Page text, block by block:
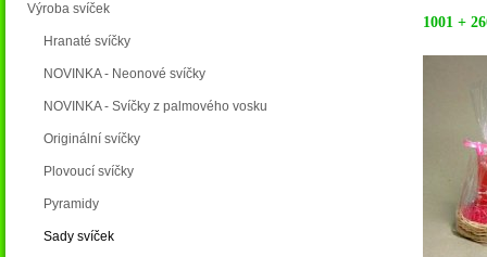
Výroba svíček
Hranaté svíčky
NOVINKA - Neonové svíčky
NOVINKA - Svíčky z palmového vosku
Originální svíčky
Plovoucí svíčky
Pyramidy
Sady svíček
1001 +